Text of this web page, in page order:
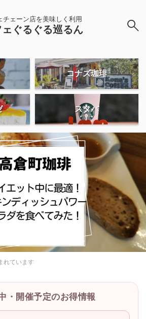
チェーン店を美味しく利用
ェぐるぐる巡るん
コナズ珈琲
スタバ
れています
・開催予定のお得情報